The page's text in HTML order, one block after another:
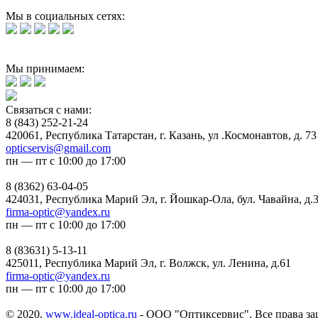
Мы в социальных сетях:
Мы принимаем:
Связаться с нами:
8 (843) 252-21-24
420061, Республика Татарстан, г. Казань, ул .Космонавтов, д. 73
opticservis@gmail.com
пн — пт с 10:00 до 17:00
8 (8362) 63-04-05
424031, Республика Марий Эл, г. Йошкар-Ола, бул. Чавайна,
firma-optic@yandex.ru
пн — пт с 10:00 до 17:00
8 (83631) 5-13-11
425011, Республика Марий Эл, г. Волжск, ул. Ленина, д.61
firma-optic@yandex.ru
пн — пт с 10:00 до 17:00
© 2020. www.ideal-optica.ru - ООО "Оптиксервис". Все права